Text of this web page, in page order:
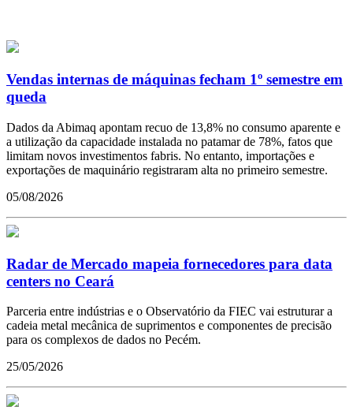
Vendas internas de máquinas fecham 1º semestre em
queda
Dados da Abimaq apontam recuo de 13,8% no consumo aparente e
a utilização da capacidade instalada no patamar de 78%, fatos que
limitam novos investimentos fabris. No entanto, importações e
exportações de maquinário registraram alta no primeiro semestre.
05/08/2026
Radar de Mercado mapeia fornecedores para data
centers no Ceará
Parceria entre indústrias e o Observatório da FIEC vai estruturar a
cadeia metal mecânica de suprimentos e componentes de precisão
para os complexos de dados no Pecém.
25/05/2026